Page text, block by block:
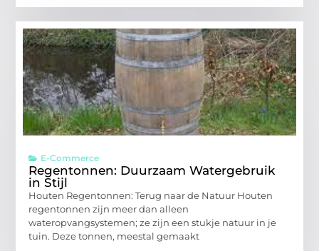
E-Commerce
Regentonnen: Duurzaam Watergebruik
in Stijl
Houten Regentonnen: Terug naar de Natuur Houten
regentonnen zijn meer dan alleen
wateropvangsystemen; ze zijn een stukje natuur in je
tuin. Deze tonnen, meestal gemaakt